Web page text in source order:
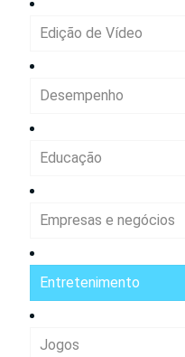
Edição de Vídeo
Desempenho
Educação
Empresas e negócios
Entretenimento
Jogos